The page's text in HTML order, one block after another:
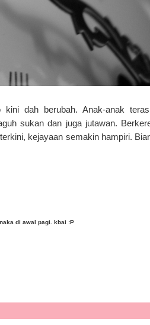
dah berubah. Anak-anak
sukan dan juga jutawan.
kejayaan semakin hampiri.
di awal pagi. kbai :P